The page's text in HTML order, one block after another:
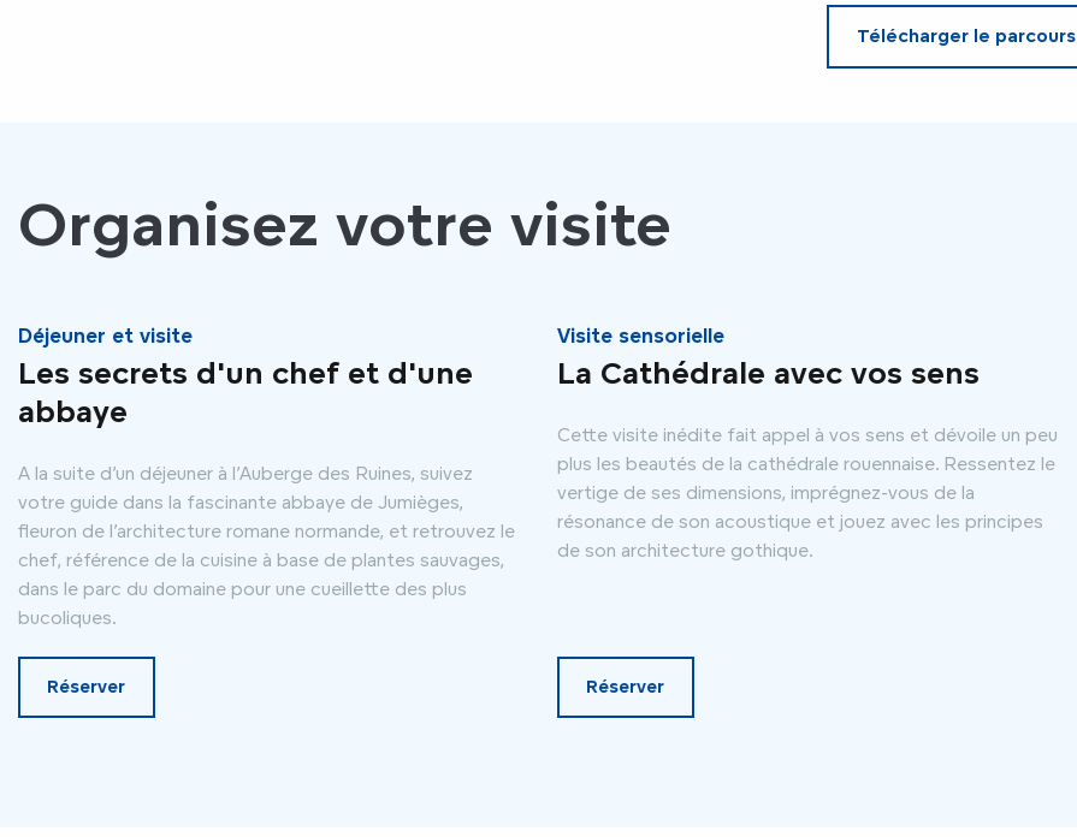
Télécharger le parcours
Organisez votre visite
Déjeuner et visite
Les secrets d'un chef et d'une
abbaye
A la suite d’un déjeuner à l’Auberge des Ruines, suivez
votre guide dans la fascinante abbaye de Jumièges,
fleuron de l’architecture romane normande, et retrouvez le
chef, référence de la cuisine à base de plantes sauvages,
dans le parc du domaine pour une cueillette des plus
bucoliques.
Réserver
Visite sensorielle
La Cathédrale avec vos sens
Cette visite inédite fait appel à vos sens et dévoile un peu
plus les beautés de la cathédrale rouennaise. Ressentez le
vertige de ses dimensions, imprégnez-vous de la
résonance de son acoustique et jouez avec les principes
de son architecture gothique.
Réserver